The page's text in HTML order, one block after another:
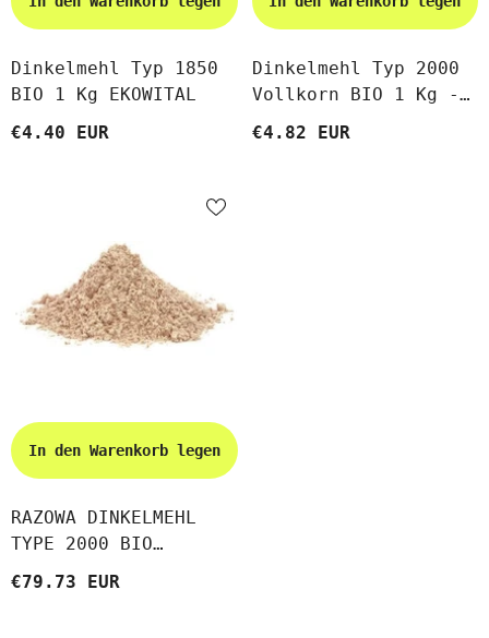
Dinkelmehl Typ 1850
BIO 1 Kg EKOWITAL
€4.40 EUR
Dinkelmehl Typ 2000
Vollkorn BIO 1 Kg -
€4.82 EUR
In den Warenkorb legen
RAZOWA DINKELMEHL
TYPE 2000 BIO
(POLEN) (ROHSTOFFE)
€79.73 EUR